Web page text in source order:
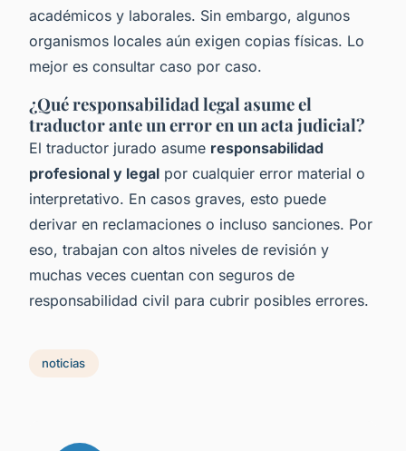
académicos y laborales. Sin embargo, algunos
organismos locales aún exigen copias físicas. Lo
mejor es consultar caso por caso.
¿Qué responsabilidad legal asume el
traductor ante un error en un acta judicial?
El traductor jurado asume responsabilidad
profesional y legal por cualquier error material o
interpretativo. En casos graves, esto puede
derivar en reclamaciones o incluso sanciones. Por
eso, trabajan con altos niveles de revisión y
muchas veces cuentan con seguros de
responsabilidad civil para cubrir posibles errores.
noticias